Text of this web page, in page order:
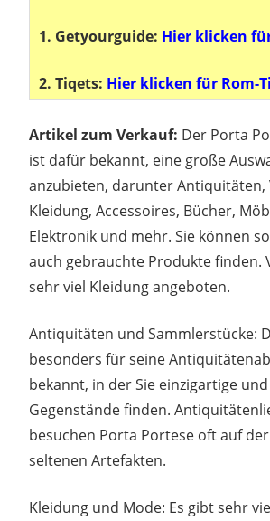
1. Getyourguide: Hier klicken
2. Tiqets: Hier klicken für Rom-
Artikel zum Verkauf: Der Porta
ist dafür bekannt, eine große
anzubieten, darunter Antiquitäten,
Kleidung, Accessoires, Bücher,
Elektronik und mehr. Sie können
auch gebrauchte Produkte finden.
sehr viel Kleidung angeboten.
Antiquitäten und Sammlerstücke:
besonders für seine
bekannt, in der Sie einzigartige
Gegenstände finden.
besuchen Porta Portese oft auf
seltenen Artefakten.
Kleidung und Mode: Es gibt sehr